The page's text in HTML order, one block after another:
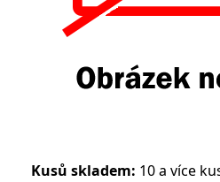
Kusů skladem: 10 a více